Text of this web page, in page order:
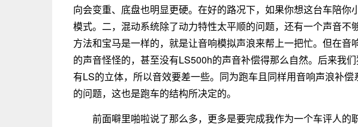
向会变重、底盘也明显更硬。在好的路况下，如果你想这台车陪你
模式。二，混动系统除了动力特性太平顺的问题，还有一个声音不
方法和宝马是一样的，就是让音响模拟声浪来帮上一把忙。但在音
的声音怪怪的，甚至没有LS500h的声音补偿得那么自然。后来我
有LS的立体，所以音效要差一些。同为跑车且同样用音响声浪补
的问题，这也是跑车的结构所决定的。
前面噼里啪啦说了那么多，更多是要完成我作为一个车评人的